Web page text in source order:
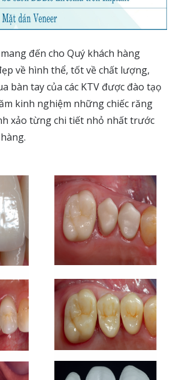
đến cho Quý khách hàng
về hình thể, tốt về chất lượng,
bàn tay của các KTV được đào tạọ
kinh nghiệm những chiếc răng
xảo từng chi tiết nhỏ nhất trước